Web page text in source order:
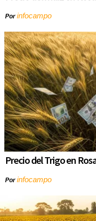
Porinfocampo
Precio del Trigo en
Porinfocampo